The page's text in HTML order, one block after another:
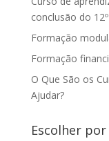
conclusão do
Formação
Formação
O Que São os
Ajudar?
Escolher